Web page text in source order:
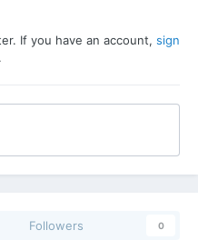
If you have an account, sign
Followers 0